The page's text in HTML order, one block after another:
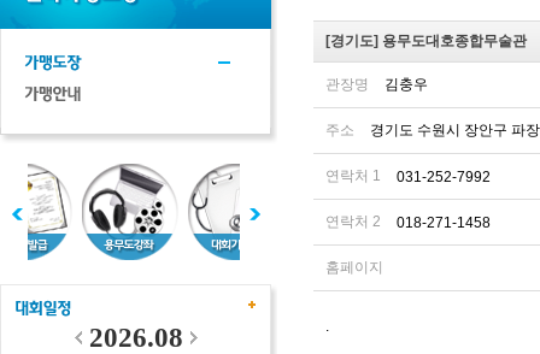
2026.08
[경기도] 용무도대호종합무술관
관장명 김충우
주소 경기도 수원시 장안구 파
연락처 1 031-252-7992
연락처 2 018-271-1458
홈페이지
.